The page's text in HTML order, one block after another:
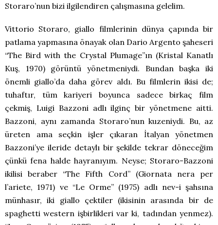
Storaro’nun bizi ilgilendiren çalışmasına gelelim.
Vittorio Storaro, giallo filmlerinin dünya çapında bir
patlama yapmasına önayak olan Dario Argento şaheseri
“The Bird with the Crystal Plumage”ın (Kristal Kanatlı
Kuş, 1970) görüntü yönetmeniydi. Bundan başka iki
önemli giallo’da daha görev aldı. Bu filmlerin ikisi de;
tuhaftır, tüm kariyeri boyunca sadece birkaç film
çekmiş, Luigi Bazzoni adlı ilginç bir yönetmene aitti.
Bazzoni, aynı zamanda Storaro’nun kuzeniydi. Bu, az
üreten ama seçkin işler çıkaran İtalyan yönetmen
Bazzoni’ye ileride detaylı bir şekilde tekrar döneceğim
çünkü fena halde hayranıyım. Neyse; Storaro-Bazzoni
ikilisi beraber “The Fifth Cord” (Giornata nera per
l’ariete, 1971) ve “Le Orme” (1975) adlı nev-i şahsına
münhasır, iki giallo çektiler (ikisinin arasında bir de
spaghetti western işbirlikleri var ki, tadından yenmez).